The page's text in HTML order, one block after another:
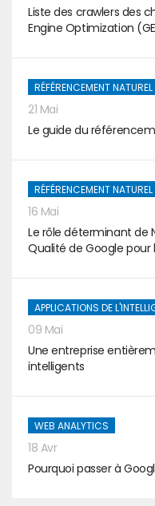
Liste des crawlers des
Engine Optimization
RÉFÉRENCEMENT NATUREL
21 Mai
Le guide du
RÉFÉRENCEMENT NATUREL
16 Mai
Le rôle déterminant de
Qualité de Google pour
APPLICATIONS DE
09 Mai
Une entreprise
intelligents
WEB ANALYTICS
18 Avr
Pourquoi passer à